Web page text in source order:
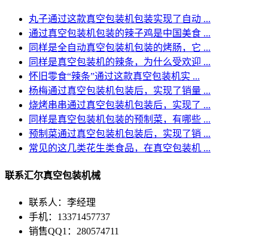
丸子通过这款真空包装机包装实现了自动 ...
通过真空包装机包装的辣子鸡是中国美食 ...
同样是全自动真空包装机包装的烤肠，它 ...
同样是真空包装机的辣条，为什么受欢迎 ...
怀旧零食“辣条”通过这款真空包装机实 ...
杨梅通过真空包装机包装后，实现了销量 ...
烧烤串串通过真空包装机包装后，实现了 ...
同样是真空包装机包装的预制菜，有哪些 ...
预制菜通过真空包装机包装后，实现了销 ...
常见的这几类花生类食品，在真空包装机 ...
联系汇尔真空包装机械
联系人：李经理
手机：13371457737
销售QQ1：280574711